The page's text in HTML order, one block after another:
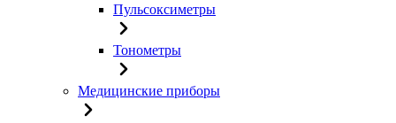
Пульсоксиметры
Тонометры
Медицинские приборы